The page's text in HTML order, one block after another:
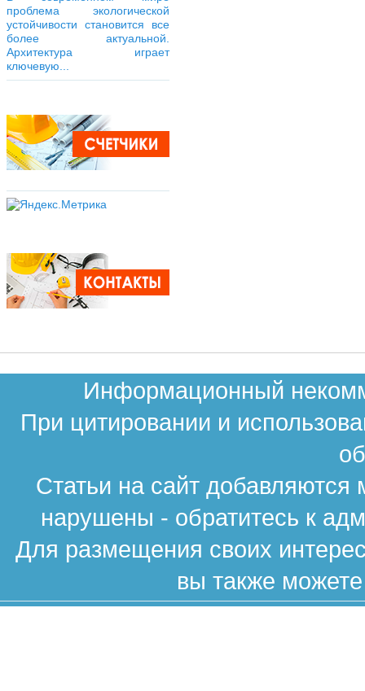
проблема экологической
устойчивости становится все
более актуальной.
Архитектура играет
ключевую...
Информационный
При цитировании и
Статьи на сайт
нарушены - обратитесь к
Для размещения своих
вы также